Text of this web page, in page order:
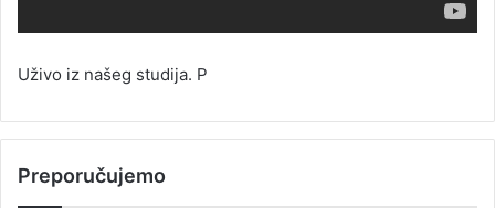
Uživo iz našeg studija. P
Preporučujemo